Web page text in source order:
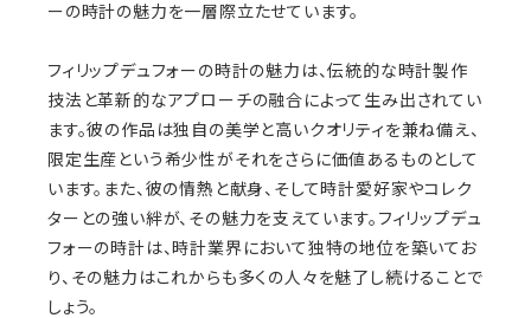
ーの時計の魅力を一層際立たせています。
フィリップデュフォーの時計の魅力は、伝統的な時計製作
技法と革新的なアプローチの融合によって生み出されてい
ます。彼の作品は独自の美学と高いクオリティを兼ね備え、
限定生産という希少性がそれをさらに価値あるものとして
います。また、彼の情熱と献身、そして時計愛好家やコレク
ターとの強い絆が、その魅力を支えています。フィリップデュ
フォーの時計は、時計業界において独特の地位を築いてお
り、その魅力はこれからも多くの人々を魅了し続けることで
しょう。